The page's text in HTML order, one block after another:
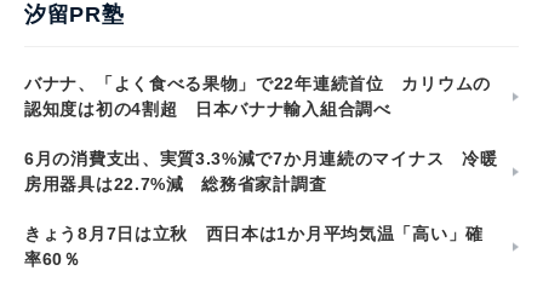
汐留PR塾
バナナ、「よく食べる果物」で22年連続首位 カリウムの
認知度は初の4割超 日本バナナ輸入組合調べ
6月の消費支出、実質3.3%減で7か月連続のマイナス 冷暖
房用器具は22.7%減 総務省家計調査
きょう8月7日は立秋 西日本は1か月平均気温「高い」確
率60％